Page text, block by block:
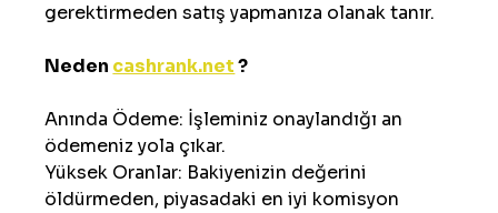
gerektirmeden satış yapmanıza olanak tanır.
Neden cashrank.net ?
Anında Ödeme: İşleminiz onaylandığı an
ödemeniz yola çıkar.
Yüksek Oranlar: Bakiyenizin değerini
öldürmeden, piyasadaki en iyi komisyon